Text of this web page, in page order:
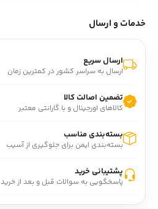
خدمات و ارسال
ارسال سریع
ارسال به سراسر کشور در کمترین زمان
تضمین اصالت کالا
کالاهای اورجینال و با گارانتی معتبر
بسته‌بندی مناسب
بسته‌بندی ایمن برای جلوگیری از آسیب
پشتیبانی خرید
پاسخگویی به سوالات قبل و بعد از خرید